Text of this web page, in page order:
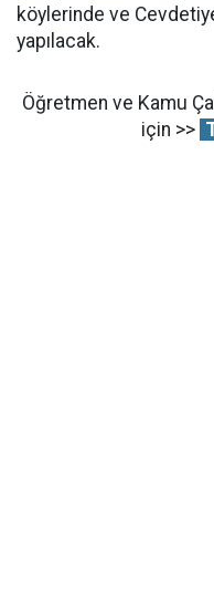
köylerinde ve
yapılacak.
Öğretmen ve Kamu
için >>